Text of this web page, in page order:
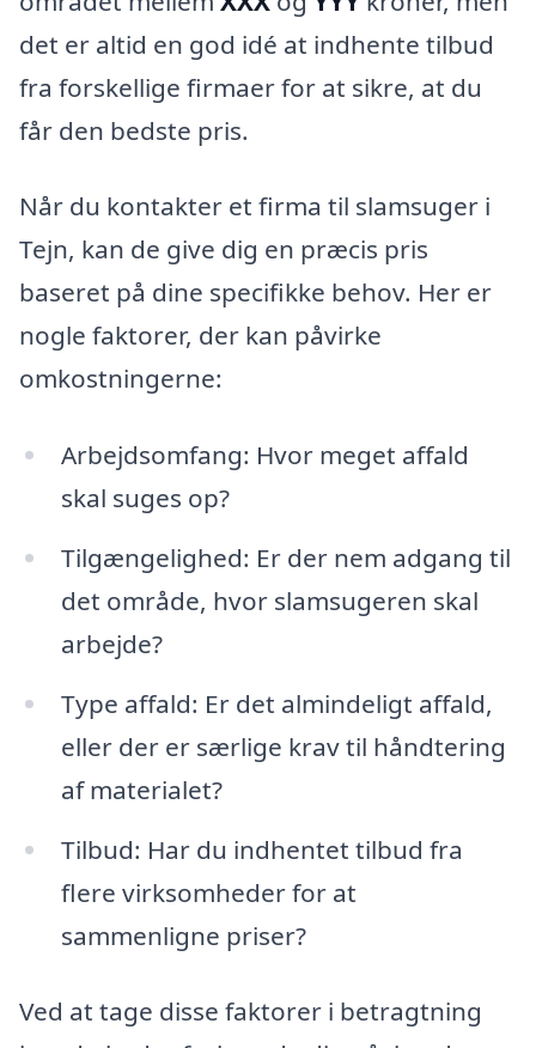
det er altid en god idé at indhente tilbud
fra forskellige firmaer for at sikre, at du
får den bedste pris.
Når du kontakter et firma til slamsuger i
Tejn, kan de give dig en præcis pris
baseret på dine specifikke behov. Her er
nogle faktorer, der kan påvirke
omkostningerne:
Arbejdsomfang: Hvor meget affald
skal suges op?
Tilgængelighed: Er der nem adgang til
det område, hvor slamsugeren skal
arbejde?
Type affald: Er det almindeligt affald,
eller der er særlige krav til håndtering
af materialet?
Tilbud: Har du indhentet tilbud fra
flere virksomheder for at
sammenligne priser?
Ved at tage disse faktorer i betragtning